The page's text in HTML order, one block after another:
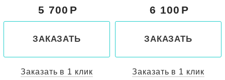
5 700
ЗАКАЗАТЬ
Заказать в 1 клик
6 100
ЗАКАЗАТЬ
Заказать в 1 клик